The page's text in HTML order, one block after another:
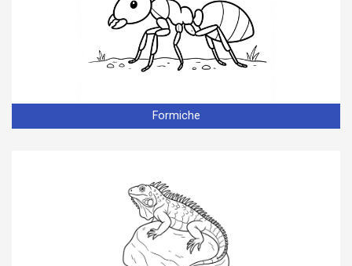
Formiche